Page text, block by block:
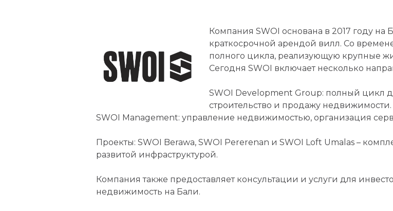
Компания SWOI основана в 2017 году
краткосрочной арендой вилл. Со
полного цикла, реализующую крупные
Сегодня SWOI включает несколько
SWOI Development Group: полный цикл
строительство и продажу недвижимости.
SWOI Management: управление недвижимостью, организация
Проекты: SWOI Berawa, SWOI Pererenan и SWOI Loft Umalas –
развитой инфраструктурой.
Компания также предоставляет консультации и услуги для
недвижимость на Бали.